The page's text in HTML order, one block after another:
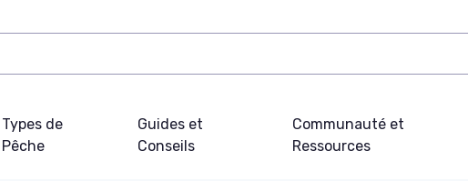
Types de
Pêche
Guides et
Conseils
Communauté et
Ressources